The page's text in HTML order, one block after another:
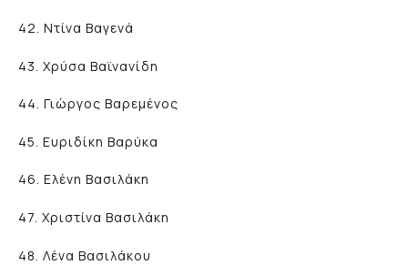
42. Ντίνα Βαγενά
43. Χρύσα Βαϊνανίδη
44. Γιώργος Βαρεμένος
45. Ευριδίκη Βαρύκα
46. Ελένη Βασιλάκη
47. Χριστίνα Βασιλάκη
48. Λένα Βασιλάκου